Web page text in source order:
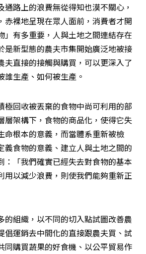
通路上的浪費無從得知也漠不關心，
赤裸地呈現在眾人面前，消費者才開
」有多重要，人與土地之間連結存在
是新型態的農夫市集開始廣泛地被接
夫直接的接觸與購買，可以更深入了
誰生產、如何被生產。
極回收被丟棄的食物中尚可利用的部
層架構下，食物的商品化，使得它失
命根本的意義，而當體系重新被檢
義食物的意義、建立人與土地之間的
：「我們確實已經失去對食物的基本
用以減少浪費，則使我們能夠重新正
的組織，以不同的切入點試圖改善農
倡運銷去中間化的直接跟農夫買、試
同購買蔬果的好食機、以公平貿易作